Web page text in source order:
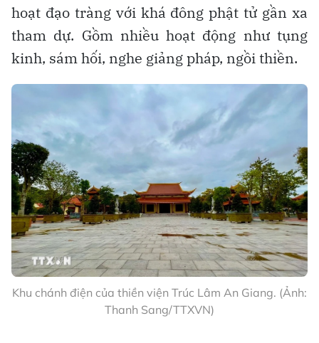
hoạt đạo tràng với khá đông phật tử gần xa
tham dự. Gồm nhiều hoạt động như tụng
kinh, sám hối, nghe giảng pháp, ngồi thiền.
Khu chánh điện của thiền viện Trúc Lâm An Giang. (Ảnh:
Thanh Sang/TTXVN)